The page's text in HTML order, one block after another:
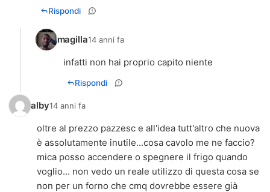
Rispondi
magilla14 anni fa
infatti non hai proprio capito niente
Rispondi
alby14 anni fa
oltre al prezzo pazzesc e all'idea tutt'altro che nuova
è assolutamente inutile...cosa cavolo me ne faccio?
mica posso accendere o spegnere il frigo quando
voglio... non vedo un reale utilizzo di questa cosa se
non per un forno che cmq dovrebbe essere già